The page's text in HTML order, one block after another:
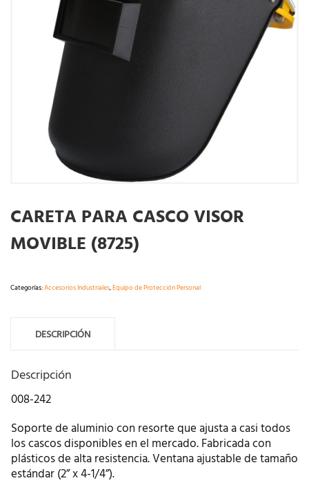
CARETA PARA CASCO VISOR
MOVIBLE (8725)
Categorías:Accesorios Industriales,Equipo de Protección Personal
DESCRIPCIÓN
Descripción
008-242
Soporte de aluminio con resorte que ajusta a casi todos
los cascos disponibles en el mercado. Fabricada con
plásticos de alta resistencia. Ventana ajustable de tamaño
estándar (2” x 4-1/4”).